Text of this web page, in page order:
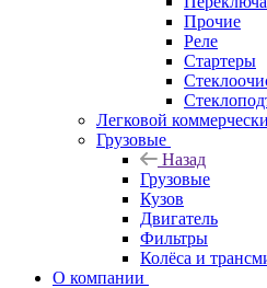
Прочие
Реле
Стартеры
Легковой
Грузовые
Назад
Грузовые
Кузов
Двигатель
Фильтры
Колёса и
О компании